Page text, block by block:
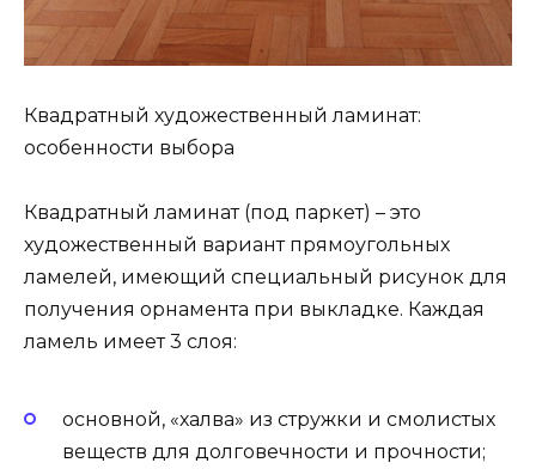
Квадратный художественный ламинат:
особенности выбора
Квадратный ламинат (под паркет) – это
художественный вариант прямоугольных
ламелей, имеющий специальный рисунок для
получения орнамента при выкладке. Каждая
ламель имеет 3 слоя:
основной, «халва» из стружки и смолистых
веществ для долговечности и прочности;